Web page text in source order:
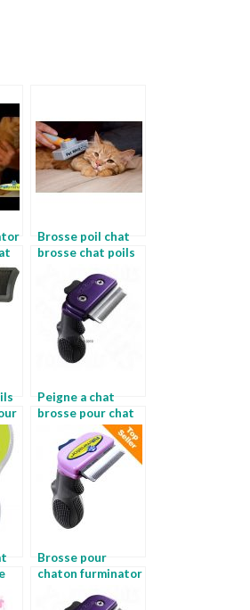
Brosse poil chat
brosse chat poils
Peigne a chat
brosse pour chat
Brosse pour
chaton furminator